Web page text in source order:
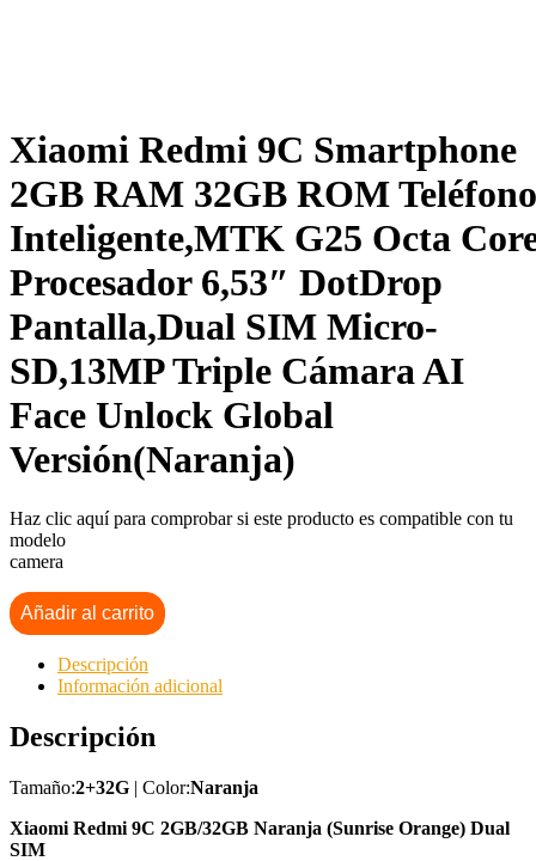
Xiaomi Redmi 9C Smartphone
2GB RAM 32GB ROM Teléfono
Inteligente,MTK G25 Octa
Procesador 6,53″ DotDrop
Pantalla,Dual SIM Micro-
SD,13MP Triple Cámara AI
Face Unlock Global
Versión(Naranja)
Haz clic aquí para comprobar si este producto es compatible con tu
modelo
camera
Añadir al carrito
Descripción
Información adicional
Descripción
Tamaño:2+32G | Color:Naranja
Xiaomi Redmi 9C 2GB/32GB Naranja (Sunrise Orange) Dual
SIM